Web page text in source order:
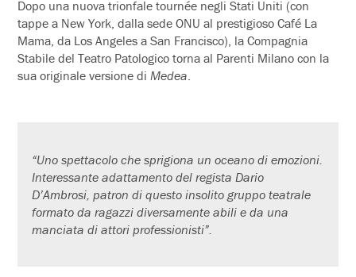
Dopo una nuova trionfale tournée negli Stati Uniti (con
tappe a New York, dalla sede ONU al prestigioso Café La
Mama, da Los Angeles a San Francisco), la Compagnia
Stabile del Teatro Patologico torna al Parenti Milano con la
sua originale versione di Medea
“Uno spettacolo che sprigiona un oceano di emozioni.
Interessante adattamento del regista Dario
D’Ambrosi, patron di questo insolito gruppo teatrale
formato da ragazzi diversamente abili e da una
manciata di attori professionisti”.